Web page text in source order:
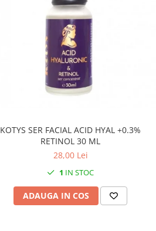
KOTYS SER FACIAL ACID HYAL +0.3%
RETINOL 30 ML
28,00 Lei
1 IN STOC
ADAUGA IN COS